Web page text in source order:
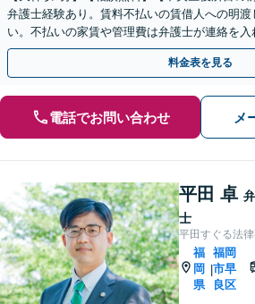
弁護士経験あり。賃料不払いの賃借人への明渡
い。不払いの家賃や管理費は弁護士が連絡を
る可能性があります。【弁護士経験10年以上】
料金表を見る
電話でお問い合わせ メ
平田 卓
士
平田すぐる法
福
岡
県
|
福岡
市早
良区